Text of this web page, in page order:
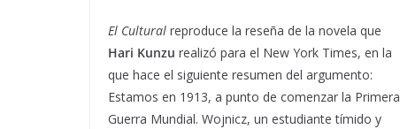
El Cultural reproduce la reseña de la novela que
Hari Kunzu realizó para el New York Times, en la
que hace el siguiente resumen del argumento:
Estamos en 1913, a punto de comenzar la Primera
Guerra Mundial. Wojnicz, un estudiante tímido y